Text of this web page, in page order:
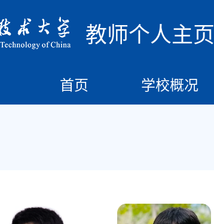
教师个人主页
首页 学校概况